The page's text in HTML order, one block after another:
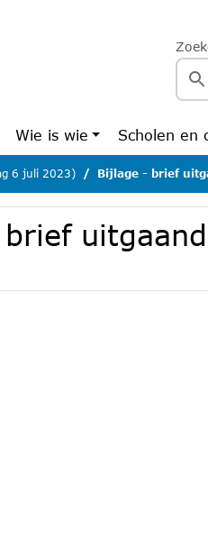
Wie is wie Scholen en
6 juli 2023) Bijlage - brief